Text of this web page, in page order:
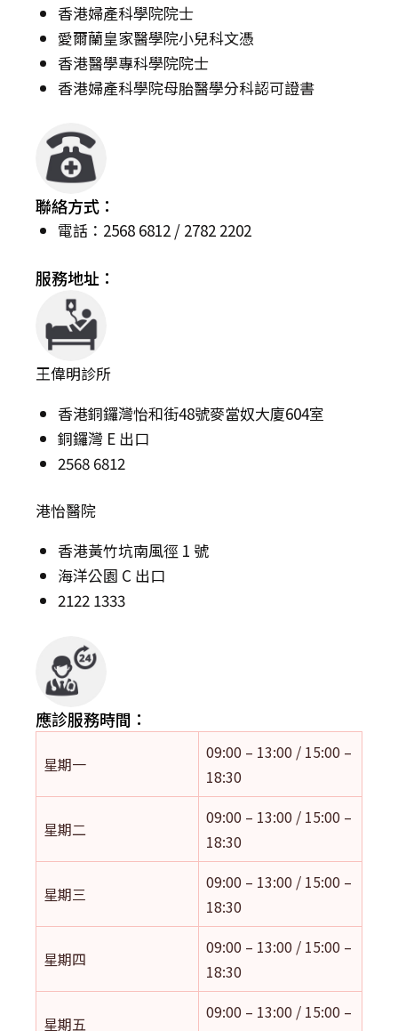
香港婦產科學院院士
愛爾蘭皇家醫學院小兒科文憑
香港醫學專科學院院士
香港婦產科學院母胎醫學分科認可證書
聯絡方式：
電話：2568 6812 / 2782 2202
服務地址：
王偉明診所
香港銅鑼灣怡和街48號麥當奴大廈604室
銅鑼灣 E 出口
2568 6812
港怡醫院
香港黃竹坑南風徑 1 號
海洋公園 C 出口
2122 1333
應診服務時間：
星期一
09:00 – 13:00 / 15:00 –
18:30
星期二
09:00 – 13:00 / 15:00 –
18:30
星期三
09:00 – 13:00 / 15:00 –
18:30
星期四
09:00 – 13:00 / 15:00 –
18:30
星期五
09:00 – 13:00 / 15:00 –